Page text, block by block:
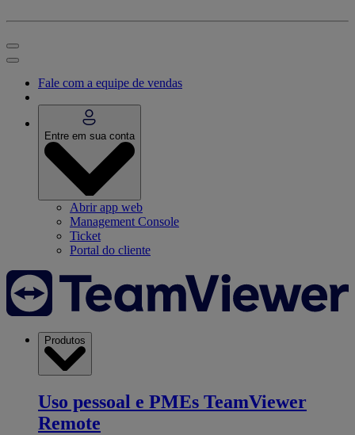
Fale com a equipe de vendas
Entre em sua conta
Abrir app web
Management Console
Ticket
Portal do cliente
Produtos
Uso pessoal e PMEs TeamViewer
Remote